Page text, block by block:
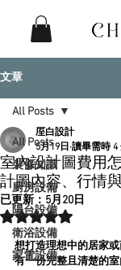
文章
All Posts
裝修知識
廚房設備
陽台設備
衛浴設備
家電設備
All Posts
室內設計圖費用
計圖內容、行情
厔白設計
5月19日 讀畢需時 4
已更新：5月20日
評等為 NaN（最
想打造理想中的居家
有一份完整且清楚的室